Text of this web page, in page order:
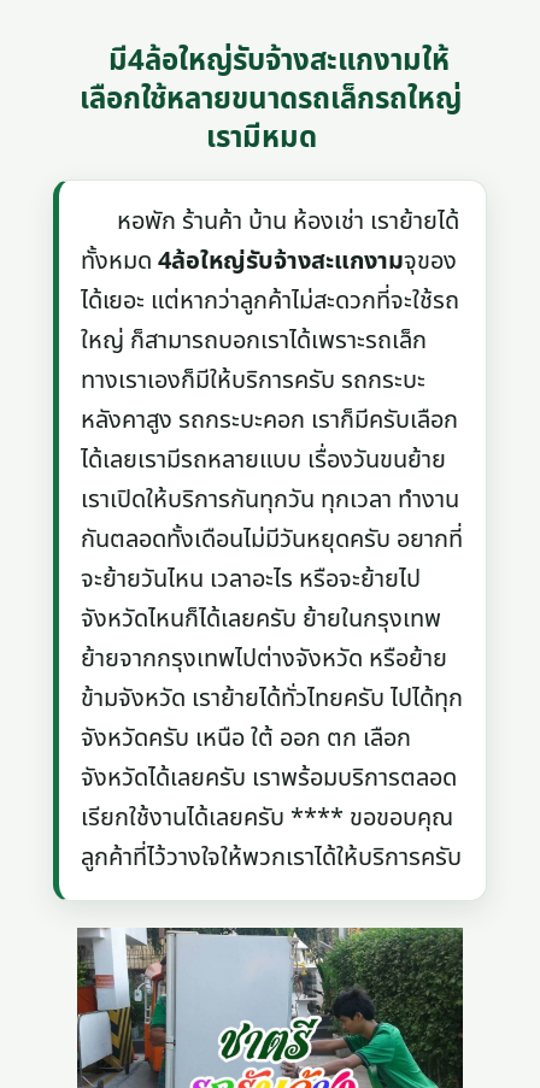
มี4ล้อใหญ่รับจ้างสะแกงามให้
เลือกใช้หลายขนาดรถเล็กรถใหญ่
เรามีหมด
หอพัก ร้านค้า บ้าน ห้องเช่า เราย้ายได้
ทั้งหมด4ล้อใหญ่รับจ้างสะแกงามจุของ
ได้เยอะ แต่หากว่าลูกค้าไม่สะดวกที่จะใช้รถ
ใหญ่ ก็สามารถบอกเราได้เพราะรถเล็ก
ทางเราเองก็มีให้บริการครับ รถกระบะ
หลังคาสูง รถกระบะคอก เราก็มีครับเลือก
ได้เลยเรามีรถหลายแบบ เรื่องวันขนย้าย
เราเปิดให้บริการกันทุกวัน ทุกเวลา ทำงาน
กันตลอดทั้งเดือนไม่มีวันหยุดครับ อยากที่
จะย้ายวันไหน เวลาอะไร หรือจะย้ายไป
จังหวัดไหนก็ได้เลยครับ ย้ายในกรุงเทพ
ย้ายจากกรุงเทพไปต่างจังหวัด หรือย้าย
ข้ามจังหวัด เราย้ายได้ทั่วไทยครับ ไปได้ทุก
จังหวัดครับ เหนือ ใต้ ออก ตก เลือก
จังหวัดได้เลยครับ เราพร้อมบริการตลอด
เรียกใช้งานได้เลยครับ **** ขอขอบคุณ
ลูกค้าที่ไว้วางใจให้พวกเราได้ให้บริการครับ